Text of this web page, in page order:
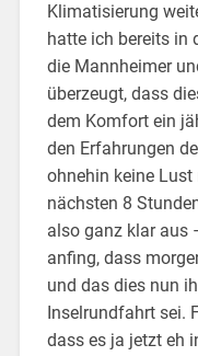
Klimatisierung
hatte ich bereits in
die Mannheimer
überzeugt, dass
dem Komfort ein
den Erfahrungen
ohnehin keine
nächsten 8
also ganz klar aus
anfing, dass
und das dies nun
Inselrundfahrt sei.
dass es ja jetzt eh